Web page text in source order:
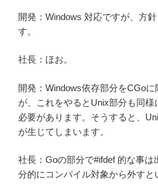
開発：Windows 対応ですが、方
す。
社長：ほお。
開発：Windows依存部分をCGo
が、これをやるとUnix部分も同様
必要があります。そうすると、
が生じてしまいます。
社長：Goの部分で#ifdef 的な事は
分的にコンパイル対象から外すと